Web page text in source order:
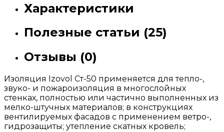
Характеристики
Полезные статьи (25)
Отзывы (0)
Изоляция Izovol Ст-50 применяется для тепло-,
звуко- и пожароизоляция в многослойных
стенках, полностью или частично выполненных из
мелко-штучных материалов; в конструкциях
вентилируемых фасадов с применением ветро-,
гидрозащиты; утепление скатных кровель;